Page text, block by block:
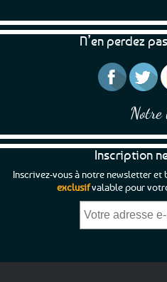
N’en perdez
Notre
Inscription
Inscrivez-vous à notre newsletter et
exclusifvalable pour